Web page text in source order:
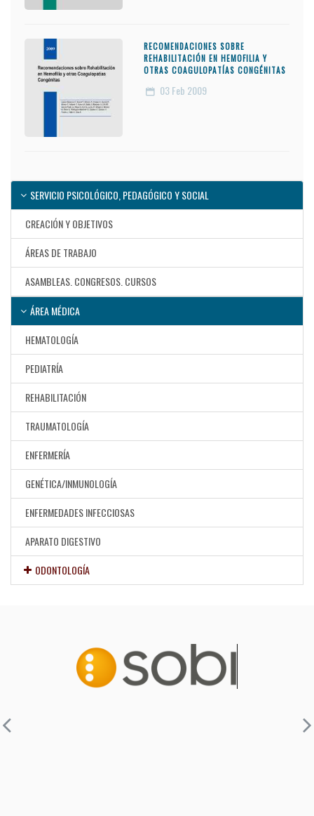
RECOMENDACIONES SOBRE
REHABILITACIÓN EN HEMOFILIA Y
OTRAS COAGULOPATÍAS CONGÉNITAS
03 Feb 2009
SERVICIO PSICOLÓGICO, PEDAGÓGICO Y SOCIAL
CREACIÓN Y OBJETIVOS
ÁREAS DE TRABAJO
ASAMBLEAS. CONGRESOS. CURSOS
ÁREA MÉDICA
HEMATOLOGÍA
PEDIATRÍA
REHABILITACIÓN
TRAUMATOLOGÍA
ENFERMERÍA
GENÉTICA/INMUNOLOGÍA
ENFERMEDADES INFECCIOSAS
APARATO DIGESTIVO
ODONTOLOGÍA